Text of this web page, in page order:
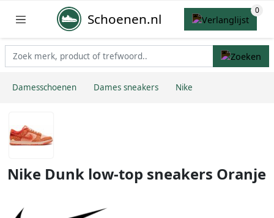
Schoenen.nl
Damesschoenen Dames sneakers Nike
Nike Dunk low-top sneakers Oranje